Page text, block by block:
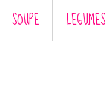
SOUPE LEGUMES